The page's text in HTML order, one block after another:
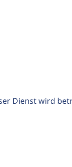
Dienst wird